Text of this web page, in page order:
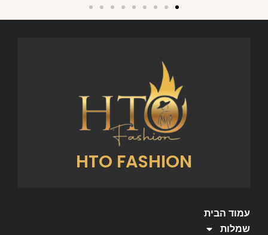
HTO FASHION
עמוד הבית
שמלות